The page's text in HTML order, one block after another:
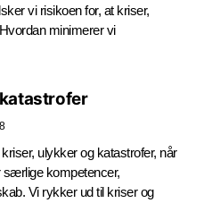
vi risikoen for, at kriser,
minimerer vi
ulykker og katastrofer, når
særlige kompetencer,
Vi rykker ud til kriser og